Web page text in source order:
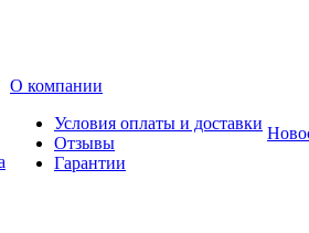
О компании
Условия оплаты и доставки
Отзывы
Гарантии